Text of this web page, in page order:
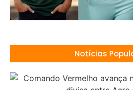
Notícias